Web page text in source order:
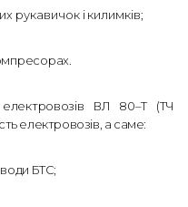
рукавичок і килимків;
ВЛ 80–Т (ТЧ
електровозів, а саме:
БТС;